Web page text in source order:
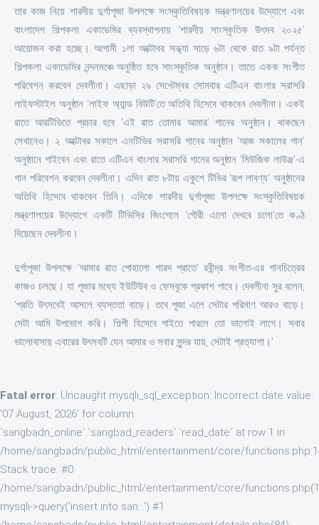
তার কাজ নিয়ে শারদীয় দুর্গাপূজা উপলক্ষে সংস্কৃতিবিষয়ক মন্ত্রণালয়ের উদ্যোগে এবং
বাংলাদেশ শিল্পকলা একাডেমির ব্যবস্থাপনায় ‘শারদীয় সাংস্কৃতিক উৎসব ২০২৫’
আয়োজন করা হচ্ছে। আগামী ১লা অক্টোবর সন্ধ্যা সাড়ে ৬টা থেকে রাত ৯টা পর্যন্ত
শিল্পকলা একাডেমির নন্দনমঞ্চে অনুষ্ঠিত হবে সাংস্কৃতিক অনুষ্ঠান। তাতে একক সংগীত
পরিবেশন করবেন দেবলীনা। এছাড়া ২৯ সেপ্টেম্বর সোমবার এটিএন বাংলার সরাসরি
লাইফস্টাইল অনুষ্ঠান ‘লাইফ অ্যান্ড বিউটি’তে অতিথি হিসেবে থাকবেন দেবলীনা। একই
রাতে আরটিভিতে প্রচার হবে ‘এই রাত তোমার আমার’ গানের অনুষ্ঠান। থাকছেন
সেখানেও। ২ অক্টোবর সকালে এনটিভির সরাসরি গানের অনুষ্ঠান ‘আজ সকালের গান’
অনুষ্ঠানে গাইবেন এবং রাতে এটিএন বাংলার সরাসরি গানের অনুষ্ঠান ‘মিউজিক লাউঞ্জ’-এ
গান পরিবেশন করবেন দেবলীনা। এদিন রাত ৮টায় একুশে টিভির ‘রূপ লাবণ্য’ অনুষ্ঠানের
অতিথি হিসেবে থাকবেন তিনি। এদিকে শারদীয় দুর্গাপূজা উপলক্ষে সংস্কৃতিবিষয়ক
মন্ত্রণালয়ের উদ্যোগে একটি টিভিসির জিংগেলে ‘গৌরী এলো দেখবে চলো’তে কণ্ঠ
দিয়েছেন দেবলীনা।
দুর্গাপূজা উপলক্ষে ‘আমার রাত পোহালো শারদ প্রাতে’ রবীন্দ্র সংগীত-এর গানচিত্রের
কাজও চলছে। যা পূজার মধ্যে ইউটিউব ও ফেসবুকে প্রকাশ পাবে। দেবলীনা সুর বলেন,
‘প্রতি উৎসবেই আসলে ব্যস্ততা বাড়ে। তবে পূজা এলে সেটার পরিমাণ আরও বাড়ে।
সেটা আমি উপভোগ করি। শিল্পী হিসেবে গাইতে পারলে তো ভালোই লাগে। সবার
ভালোবাসায় এবারের উৎসবটি যেন আমার ও সবার সুন্দর যায়, সেটাই প্রত্যাশা।’
Fatal error: Uncaught mysqli_sql_exception: Incorrect date value:
'07 August, 2026' for column
`sangbadn_online`.`sangbad_readers`.`read_date` at row 1 in
/home/sangbadn/public_html/entertainment/core/
Stack trace: #0
/home/sangbadn/public_html/entertainment/core/
mysqli->query('insert into san...') #1